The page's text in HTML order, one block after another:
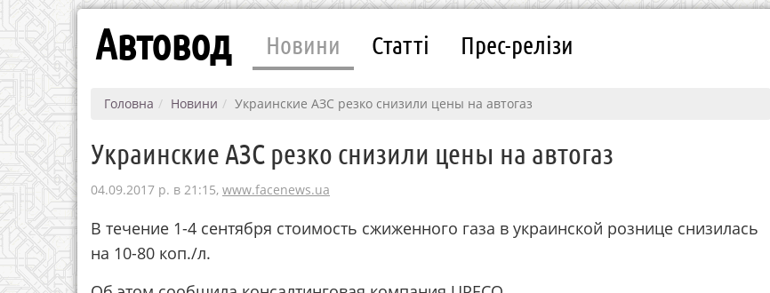
Автовод Новини Статті Прес-релізи
Головна Новини Украинские АЗС резко снизили цены на автогаз
Украинские АЗС резко снизили цены на автогаз
04.09.2017 р. в 21:15, www.facenews.ua
В течение 1-4 сентября стоимость сжиженного газа в украинской рознице снизилась
на 10-80 коп./л.